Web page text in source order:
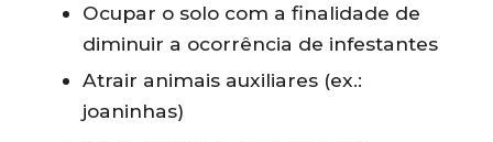
Ocupar o solo com a finalidade de
diminuir a ocorrência de infestantes
Atrair animais auxiliares (ex.:
joaninhas)